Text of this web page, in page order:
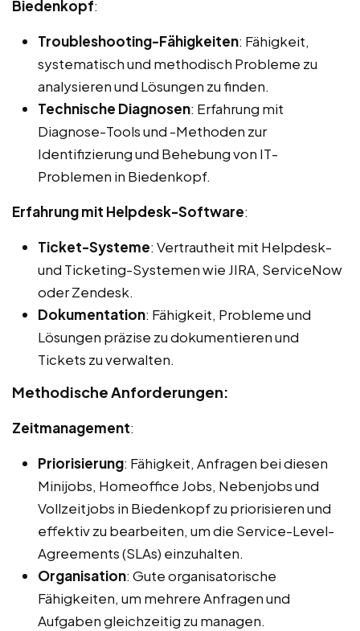
Biedenkopf:
Troubleshooting-Fähigkeiten: Fähigkeit,
systematisch und methodisch Probleme zu
analysieren und Lösungen zu finden.
Technische Diagnosen: Erfahrung mit
Diagnose-Tools und -Methoden zur
Identifizierung und Behebung von IT-
Problemen in Biedenkopf.
Erfahrung mit Helpdesk-Software:
Ticket-Systeme: Vertrautheit mit Helpdesk-
und Ticketing-Systemen wie JIRA, ServiceNow
oder Zendesk.
Dokumentation: Fähigkeit, Probleme und
Lösungen präzise zu dokumentieren und
Tickets zu verwalten.
Methodische Anforderungen:
Zeitmanagement:
Priorisierung: Fähigkeit, Anfragen bei diesen
Minijobs, Homeoffice Jobs, Nebenjobs und
Vollzeitjobs in Biedenkopf zu priorisieren und
effektiv zu bearbeiten, um die Service-Level-
Agreements (SLAs) einzuhalten.
Organisation: Gute organisatorische
Fähigkeiten, um mehrere Anfragen und
Aufgaben gleichzeitig zu managen.